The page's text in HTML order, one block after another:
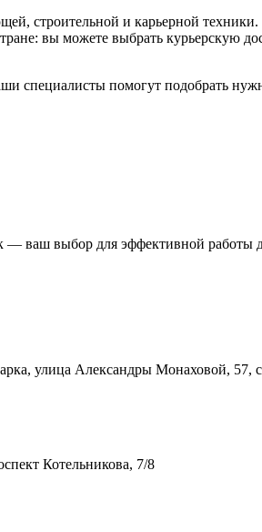
строительной и карьерной
вы можете выбрать курьерскую
специалисты помогут подобрать
— ваш выбор для эффективной работы
улица Александры Монаховой, 57,
Котельникова, 7/8